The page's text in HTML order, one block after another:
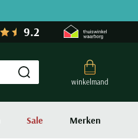
9.2
winkelmand
Submit search
Sale Merken